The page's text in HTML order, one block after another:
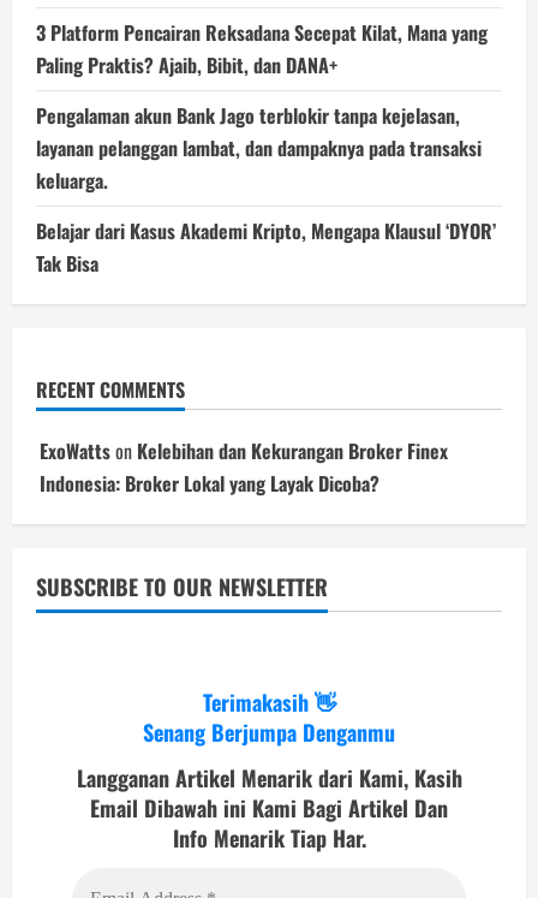
3 Platform Pencairan Reksadana Secepat Kilat, Mana yang
Paling Praktis? Ajaib, Bibit, dan DANA+
Pengalaman akun Bank Jago terblokir tanpa kejelasan,
layanan pelanggan lambat, dan dampaknya pada transaksi
keluarga.
Belajar dari Kasus Akademi Kripto, Mengapa Klausul ‘DYOR’
Tak Bisa
RECENT COMMENTS
ExoWattson Kelebihan dan Kekurangan Broker Finex
Indonesia: Broker Lokal yang Layak Dicoba?
SUBSCRIBE TO OUR NEWSLETTER
Terimakasih 👋
Senang Berjumpa Denganmu
Langganan Artikel Menarik dari Kami, Kasih
Email Dibawah ini Kami Bagi Artikel Dan
Info Menarik Tiap Har.